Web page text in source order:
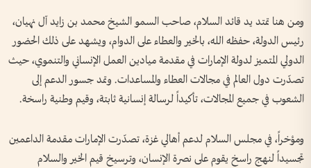
ومن هنا تمتد يد قائد السلام، صاحب السمو الشيخ محمد بن زايد آل نهيان،
رئيس الدولة، حفظه الله، بالخير والعطاء على الدوام، ويشهد على ذلك الحضور
الدولي المتميز لدولة الإمارات في مقدمة ميادين العمل الإنساني والتنموي، حيث
تصدّرت دول العالم في مجالات العطاء والمساعدات. وتمد جسور الدعم إلى
الشعوب في جميع المجالات، تأكيداً لرسالة إنسانية ثابتة، وقيم وطنية راسخة.
ومؤخراً، في مجلس السلام لدعم أهالي غزة، تصدّرت الإمارات مقدمة الداعمين
تجسيداً لنهج راسخ يقوم على نصرة الإنسان، وترسيخ قيم الخير والسلام